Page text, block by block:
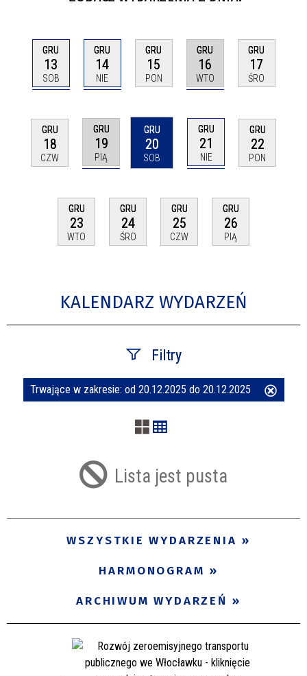
GRU
13
SOB
GRU
14
NIE
GRU
15
PON
GRU
16
WTO
GRU
17
ŚRO
GRU
18
CZW
GRU
19
PIĄ
GRU
20
SOB
GRU
21
NIE
GRU
22
PON
GRU
23
WTO
GRU
24
ŚRO
GRU
25
CZW
GRU
26
PIĄ
KALENDARZ WYDARZEŃ
Filtry
Szukana fraza
Trwające w zakresie: od 20.12.2025 do 20.12.2025
Lista jest pusta
WSZYSTKIE WYDARZENIA
HARMONOGRAM
ARCHIWUM WYDARZEŃ